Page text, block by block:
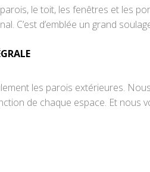
le toit, les fenêtres et les
C’est d’emblée un grand
les parois extérieures.
de chaque espace. Et nous